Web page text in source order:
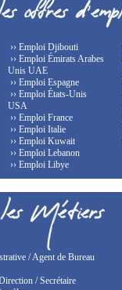
›› Emploi Djibouti
›› Emploi Émirats Arabes
Unis UAE
›› Emploi Espagne
›› Emploi États-Unis
USA
›› Emploi France
›› Emploi Italie
›› Emploi Kuwait
›› Emploi Lebanon
›› Emploi Libye
/ Agent de Bureau
/ Secrétaire